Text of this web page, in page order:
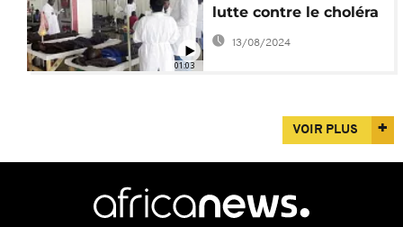
01:03
lutte contre le choléra
13/08/2024
VOIR PLUS